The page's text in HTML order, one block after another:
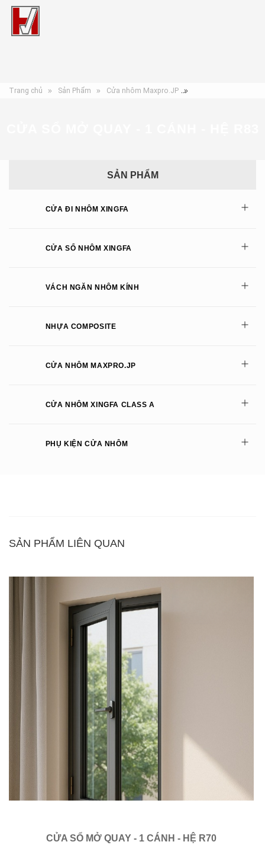
Trang chủ Sản Phẩm Cửa nhôm Maxpro.JP
SẢN PHẨM
CỬA ĐI NHÔM XINGFA
CỬA SỔ NHÔM XINGFA
VÁCH NGĂN NHÔM KÍNH
NHỰA COMPOSITE
CỬA NHÔM MAXPRO.JP
CỬA NHÔM XINGFA CLASS A
PHỤ KIỆN CỬA NHÔM
SẢN PHẨM LIÊN QUAN
CỬA SỔ MỞ QUAY - 1 CÁNH - HỆ R70